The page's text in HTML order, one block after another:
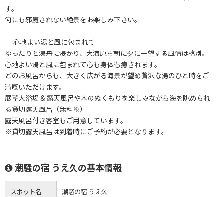
す。
何にも邪魔されない絶景をお楽しみ下さい。
― 心地よい湯と風に包まれて ―
ゆったりと湯舟に浸かり、大海原を朝に夕に一望する風情は格別。
心地よい湯と風に包まれて心も身体も癒されます。
どのお風呂からも、大きく広がる海景が望め贅沢な湯のひと時をご
満喫いただけます。
展望大浴場 & 露天風呂や木のぬくもりを楽しみながら海を眺められ
る貸切露天風呂（無料※）
露天風呂付き客室もご用意しています。
※貸切露天風呂は到着時にご予約が必要となります。
潮騒の宿 うえ久の基本情報
スポット名 潮騒の宿 うえ久